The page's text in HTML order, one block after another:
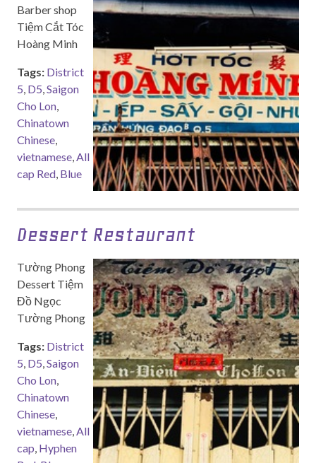
Barber shop
Tiệm Cắt Tóc
Hoàng Minh
Tags: District
5, D5,Saigon
Cho Lon,
Chinatown
Chinese,
vietnamese,All
cap Red, Blue
Dessert Restaurant
Tường Phong
Dessert Tiệm
Đồ Ngọc
Tường Phong
Tags: District
5, D5,Saigon
Cho Lon,
Chinatown
Chinese,
vietnamese,All
cap, Hyphen